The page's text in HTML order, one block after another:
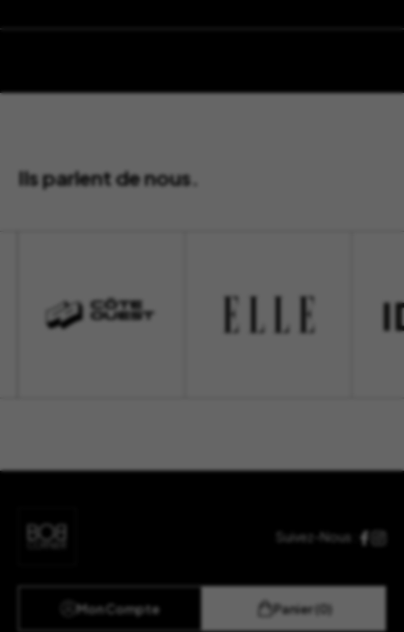
Ils parlent de nous.
Suivez-Nous :
Mon Compte Panier (0)